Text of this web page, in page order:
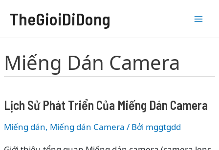
TheGioiDiDong
Miếng Dán Camera
Lịch Sử Phát Triển Của Miếng Dán Camera
Miếng dán, Miếng dán Camera / Bởi mggtgdd